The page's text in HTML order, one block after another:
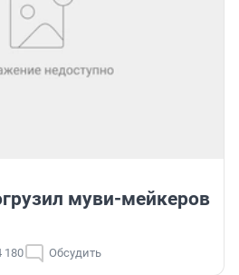
муви-мейкеров
180 Обсудить